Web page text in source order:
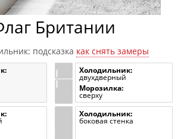
Британии
подсказка как снять замеры
Холодильник:
двухдверный
Морозилка:
сверху
Холодильник:
боковая стенка